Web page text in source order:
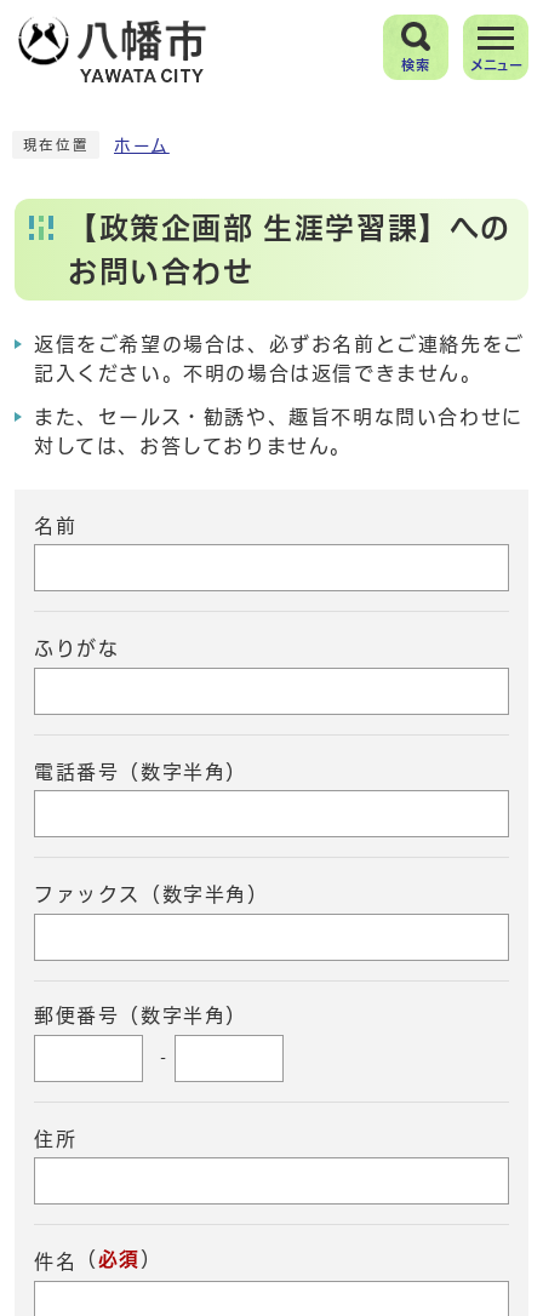
検索 メニュー
現在位置 ホーム
【政策企画部 生涯学習課】への
お問い合わせ
返信をご希望の場合は、必ずお名前とご連絡先をご
記入ください。不明の場合は返信できません。
また、セールス・勧誘や、趣旨不明な問い合わせに
対しては、お答しておりません。
名前
ふりがな
電話番号（数字半角）
ファックス（数字半角）
郵便番号（数字半角）
-
住所
件名 （ 必須 ）